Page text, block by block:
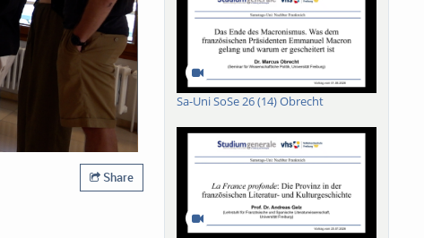
Share
Sa-Uni SoSe 26 (14) Obrecht